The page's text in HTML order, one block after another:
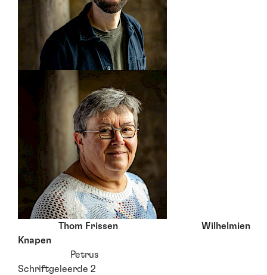
Thom Frissen Wilhelmien
Knapen
Petrus
Schriftgeleerde 2